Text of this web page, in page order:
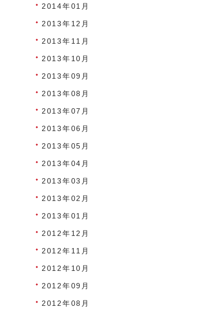
2014年01月
2013年12月
2013年11月
2013年10月
2013年09月
2013年08月
2013年07月
2013年06月
2013年05月
2013年04月
2013年03月
2013年02月
2013年01月
2012年12月
2012年11月
2012年10月
2012年09月
2012年08月